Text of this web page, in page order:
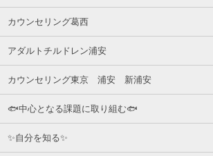
カウンセリング葛西
アダルトチルドレン浦安
カウンセリング東京 浦安 新浦安
🐟中心となる課題に取り組む🐟
✨自分を知る✨